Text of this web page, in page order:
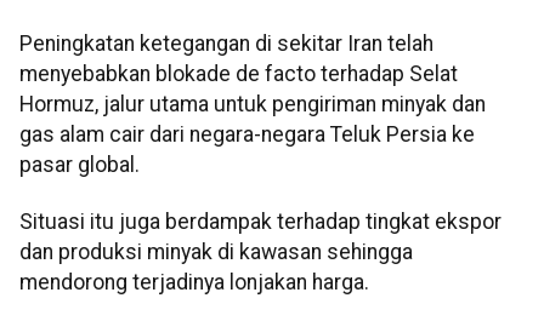
Peningkatan ketegangan di sekitar Iran telah
menyebabkan blokade de facto terhadap Selat
Hormuz, jalur utama untuk pengiriman minyak dan
gas alam cair dari negara-negara Teluk Persia ke
pasar global.
Situasi itu juga berdampak terhadap tingkat ekspor
dan produksi minyak di kawasan sehingga
mendorong terjadinya lonjakan harga.